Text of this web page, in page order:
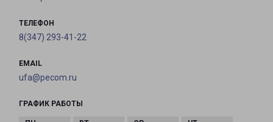
ТЕЛЕФОН
8(347) 293-41-22
EMAIL
ufa@pecom.ru
ГРАФИК РАБОТЫ